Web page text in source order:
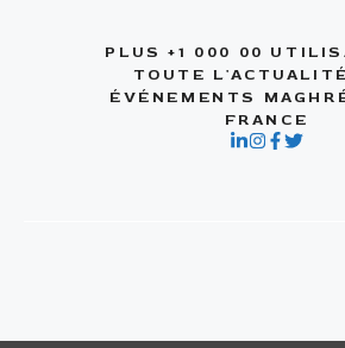
PLUS +1 000 00
TOUTE
ÉVÉNEMENTS
FRANCE